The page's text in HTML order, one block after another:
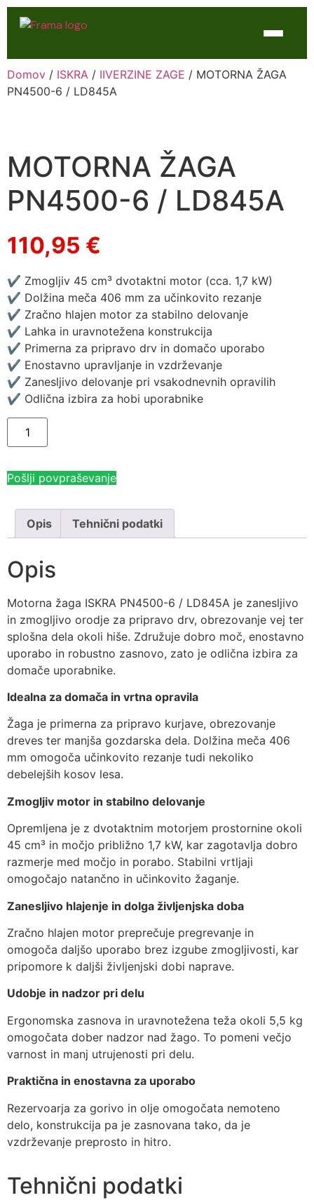
Domov
Kontakt
Servis
Domov / ISKRA / IIVERZINE ZAGE / MOTORNA ŽAGA
PN4500-6 / LD845A
MOTORNA ŽAGA
PN4500-6 / LD845A
110,95 €
✔ Zmogljiv 45 cm³ dvotaktni motor (cca. 1,7 kW)
✔ Dolžina meča 406 mm za učinkovito rezanje
✔ Zračno hlajen motor za stabilno delovanje
✔ Lahka in uravnotežena konstrukcija
✔ Primerna za pripravo drv in domačo uporabo
✔ Enostavno upravljanje in vzdrževanje
✔ Zanesljivo delovanje pri vsakodnevnih opravilih
✔ Odlična izbira za hobi uporabnike
Pošlji povpraševanje
Opis Tehnični podatki
Opis
Motorna žaga ISKRA PN4500-6 / LD845A je zanesljivo
in zmogljivo orodje za pripravo drv, obrezovanje vej ter
splošna dela okoli hiše. Združuje dobro moč, enostavno
uporabo in robustno zasnovo, zato je odlična izbira za
domače uporabnike.
Idealna za domača in vrtna opravila
Žaga je primerna za pripravo kurjave, obrezovanje
dreves ter manjša gozdarska dela. Dolžina meča 406
mm omogoča učinkovito rezanje tudi nekoliko
debelejših kosov lesa.
Zmogljiv motor in stabilno delovanje
Opremljena je z dvotaktnim motorjem prostornine okoli
45 cm³ in močjo približno 1,7 kW, kar zagotavlja dobro
razmerje med močjo in porabo. Stabilni vrtljaji
omogočajo natančno in učinkovito žaganje.
Zanesljivo hlajenje in dolga življenjska doba
Zračno hlajen motor preprečuje pregrevanje in
omogoča daljšo uporabo brez izgube zmogljivosti, kar
pripomore k daljši življenjski dobi naprave.
Udobje in nadzor pri delu
Ergonomska zasnova in uravnotežena teža okoli 5,5 kg
omogočata dober nadzor nad žago. To pomeni večjo
varnost in manj utrujenosti pri delu.
Praktična in enostavna za uporabo
Rezervoarja za gorivo in olje omogočata nemoteno
delo, konstrukcija pa je zasnovana tako, da je
vzdrževanje preprosto in hitro.
Tehnični podatki